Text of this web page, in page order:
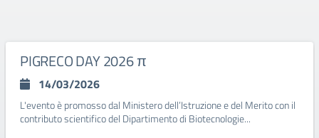
PIGRECO DAY 2026 π
14/03/2026
L'evento è promosso dal Ministero dell’Istruzione e del Merito con il
contributo scientifico del Dipartimento di Biotecnologie...